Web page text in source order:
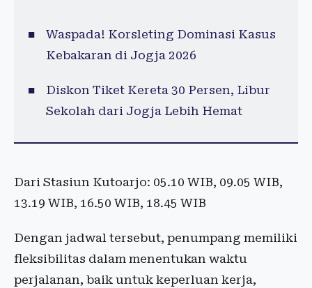
Waspada! Korsleting Dominasi Kasus
Kebakaran di Jogja 2026
Diskon Tiket Kereta 30 Persen, Libur
Sekolah dari Jogja Lebih Hemat
Dari Stasiun Kutoarjo: 05.10 WIB, 09.05 WIB,
13.19 WIB, 16.50 WIB, 18.45 WIB
Dengan jadwal tersebut, penumpang memiliki
fleksibilitas dalam menentukan waktu
perjalanan, baik untuk keperluan kerja,